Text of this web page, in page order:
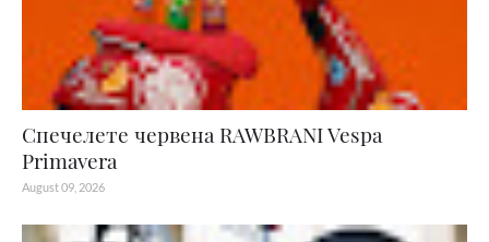
Спечелете червена RAWBRANI Vespa
Primavera
August 09, 2026